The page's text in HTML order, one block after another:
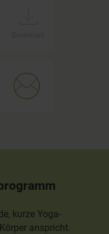
kurze Yoga-
anspricht.